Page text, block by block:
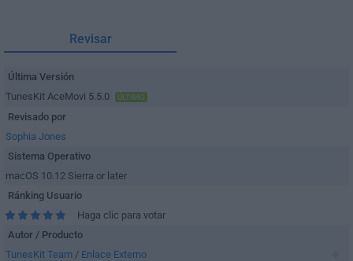
Revisar
Última Versión
TunesKit AceMovi 5.5.0
ÚLTIMO
Revisado por
Sophia Jones
Sistema Operativo
macOS 10.12 Sierra or later
Ránking Usuario
Haga clic para votar
Autor / Producto
TunesKit Team / Enlace Externo